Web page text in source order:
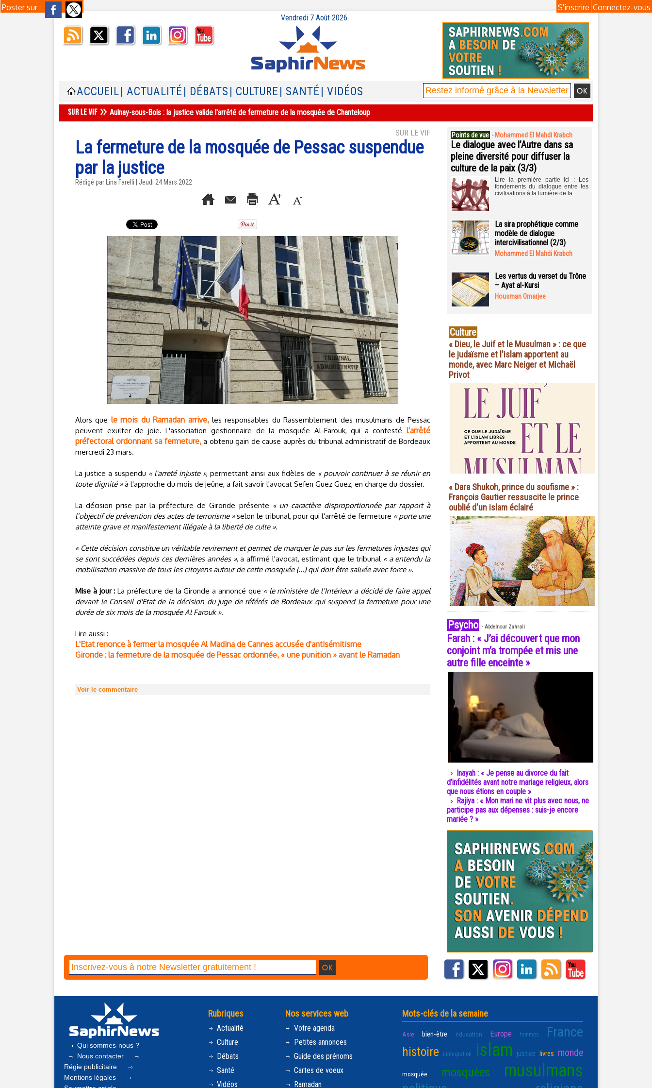
Poster sur : Connectez-vous
S'inscrire
Vendredi 7 Août 2026
ACCUEIL | ACTUALITÉ | DÉBATS | CULTURE | SANTÉ | VIDÉOS
Aulnay-sous-Bois : la justice valide l'arrêté de fermeture de la mosquée de Chanteloup
SUR LE VIF
La fermeture de la mosquée de Pessac suspendue
par la justice
Rédigé par Lina Farelli | Jeudi 24 Mars 2022
Alors que le mois du Ramadan arrive,les responsables du Rassemblement des musulmans de Pessac
peuvent exulter de joie. L'association gestionnaire de la mosquée Al-Farouk, qui a contesté l'arrêté
préfectoral ordonnant sa fermeture,a obtenu gain de cause auprès du tribunal administratif de Bordeaux
mercredi 23 mars.
La justice a suspendu « l'arreté injuste », permettant ainsi aux fidèles de « pouvoir continuer à se réunir en
toute dignité »à l'approche du mois de jeûne, a fait savoir l'avocat Sefen Guez Guez, en charge du dossier.
La décision prise par la préfecture de Gironde présente « un caractère disproportionnée par rapport à
l’objectif de prévention des actes de terrorisme »selon le tribunal, pour qui l'arrêté de fermeture « porte une
atteinte grave et manifestement illégale à la liberté de culte ».
« Cette décision constitue un véritable revirement et permet de marquer le pas sur les fermetures injustes qui
se sont succédées depuis ces dernières années », a affirmé l'avocat, estimant que le tribunal « a entendu la
mobilisation massive de tous les citoyens autour de cette mosquée (...) qui doit être saluée avec force ».
Mise à jour : La préfecture de la Gironde a annoncé que « le ministère de l’Intérieur a décidé de faire appel
devant le Conseil d'Etat de la décision du juge de référés de Bordeaux qui suspend la fermeture pour une
durée de six mois de la mosquée Al Farouk ».
Lire aussi :
L'Etat renonce à fermer la mosquée Al Madina de Cannes accusée d'antisémitisme
Gironde : la fermeture de la mosquée de Pessac ordonnée, « une punition » avant le Ramadan
Voir le commentaire
Points de vue - Mohammed El Mahdi Krabch
Le dialogue avec l’Autre dans sa
pleine diversité pour diffuser la
culture de la paix (3/3)
Lire la première partie ici : Les
fondements du dialogue entre les
civilisations à la lumière de la...
La sira prophétique comme
modèle de dialogue
intercivilisationnel (2/3)
Mohammed El Mahdi Krabch
Les vertus du verset du Trône
– Ayat al-Kursi
Housman Omarjee
Culture
« Dieu, le Juif et le Musulman » : ce que
le judaïsme et l'islam apportent au
monde, avec Marc Neiger et Michaël
Privot
« Dara Shukoh, prince du soufisme » :
François Gautier ressuscite le prince
oublié d'un islam éclairé
Psycho - Abdelnour Zahrali
Farah : « J’ai découvert que mon
conjoint m’a trompée et mis une
autre fille enceinte »
Inayah : « Je pense au divorce du fait
d’infidélités avant notre mariage religieux, alors
que nous étions en couple »
Rajiya : « Mon mari ne vit plus avec nous, ne
participe pas aux dépenses : suis-je encore
mariée ? »
Qui sommes-nous ?
Nous contacter
Régie publicitaire
Mentions légales
Rubriques
Actualité
Culture
Débats
Santé
Vidéos
Nos services web
Votre agenda
Petites annonces
Guide des prénoms
Cartes de voeux
Ramadan
Mots-clés de la semaine
Asie bien-être éducation Europe femmes France
histoire immigration islam justice livres monde
mosquée mosquées musulmans